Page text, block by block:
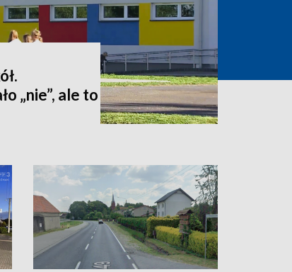
„nie”, ale to